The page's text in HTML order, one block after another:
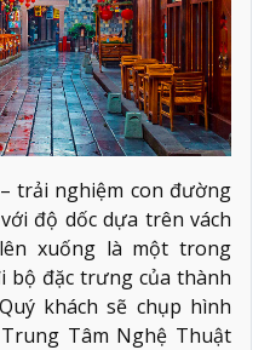
– trải nghiệm con đường
độ dốc dựa trên vách
xuống là một trong
bộ đặc trưng của thành
khách sẽ chụp hình
Tâm Nghệ Thuật